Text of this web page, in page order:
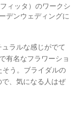
ィッタ）のワークシ
デンウェディングに
ラルな感じがでて
有名なフラワーショ
そう。ブライダルの
、気になる人はぜ